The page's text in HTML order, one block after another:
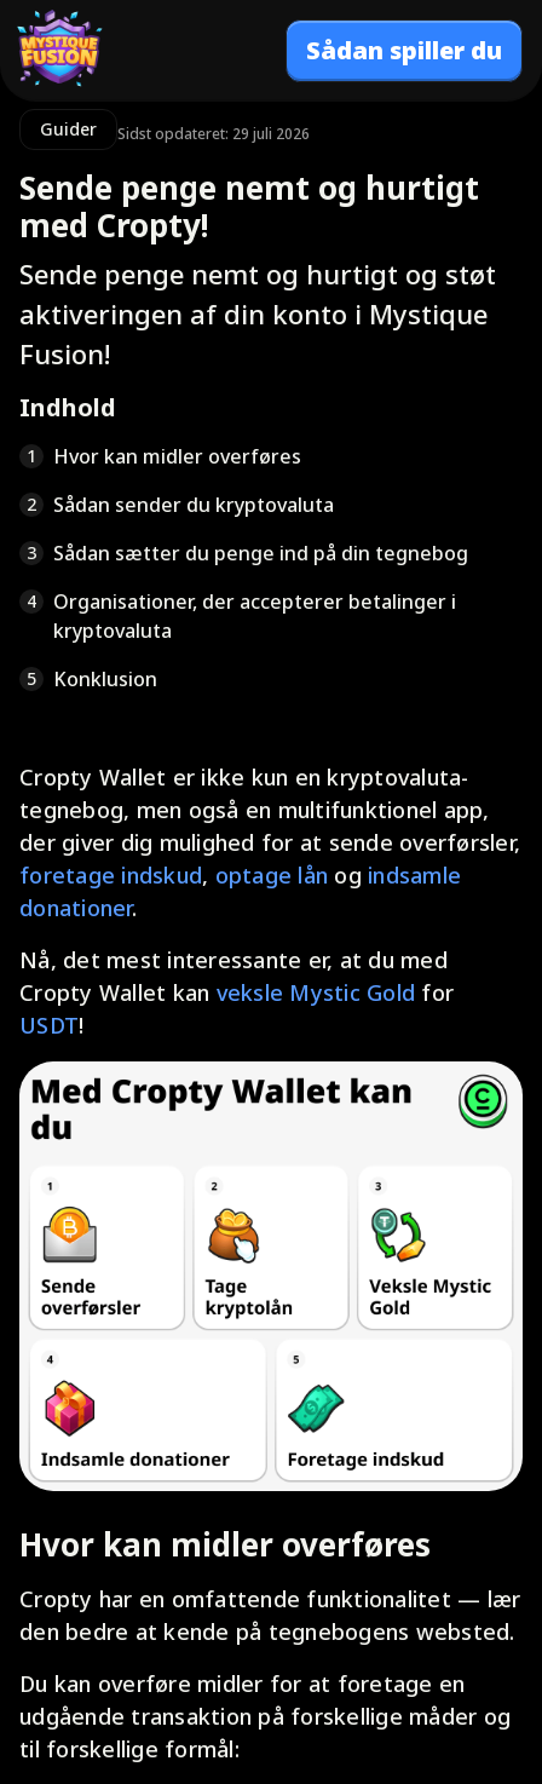
Sådan spiller du
Guider Sidst opdateret: 29 juli 2026
Sende penge nemt og hurtigt
med Cropty!
Sende penge nemt og hurtigt og støt
aktiveringen af din konto i Mystique
Fusion!
Indhold
1 Hvor kan midler overføres
2 Sådan sender du kryptovaluta
3 Sådan sætter du penge ind på din tegnebog
4
Organisationer, der accepterer betalinger i
kryptovaluta
5 Konklusion
Cropty Wallet er ikke kun en kryptovaluta-
tegnebog, men også en multifunktionel app,
der giver dig mulighed for at sende overførsler,
foretage indskud, optage lån og indsamle
donationer.
Nå, det mest interessante er, at du med
Cropty Wallet kan veksle Mystic Gold for
USDT!
Hvor kan midler overføres
Cropty har en omfattende funktionalitet — lær
den bedre at kende på tegnebogens websted.
Du kan overføre midler for at foretage en
udgående transaktion på forskellige måder og
til forskellige formål: